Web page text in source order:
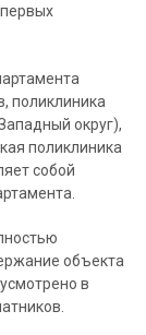
поликлиника
округ),
поликлиника
собой
объекта
в